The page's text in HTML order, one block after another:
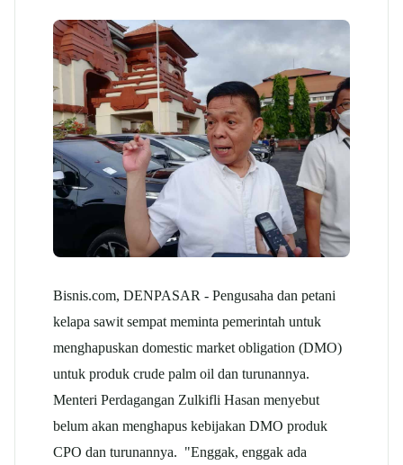
Bisnis.com, DENPASAR - Pengusaha dan petani
kelapa sawit sempat meminta pemerintah untuk
menghapuskan domestic market obligation (DMO)
untuk produk crude palm oil dan turunannya.
Menteri Perdagangan Zulkifli Hasan menyebut
belum akan menghapus kebijakan DMO produk
CPO dan turunannya. "Enggak, enggak ada